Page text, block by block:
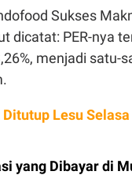
Sukses
dicatat: PER-nya
menjadi satu-
Lesu
yang Dibayar di